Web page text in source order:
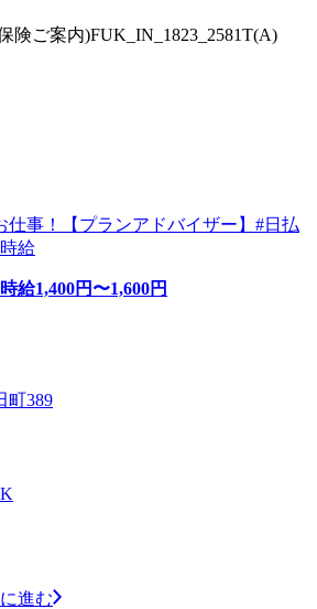
険ご案内)FUK_IN_1823_2581T(A)
仕事！【プランアドバイザー】#日払
給
時給1,400円〜1,600円
町389
進む